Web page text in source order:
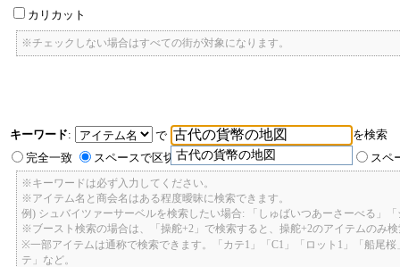
カリカット
※チェックしない場合はすべての街が対象になります。
キーワード:
で
古代の貨幣の地図
を検索
完全一致
スペースで区切ったキーワードのいずれかを含む スペ
※キーワードは必ず入力してください。
※アイテム名と商会名はある程度曖昧に検索できます。
例) シュバイツァーサーベルを検索したい場合: 「しゅばいつあーさーべる」
※ブースト検索の場合は、「操舵+2」で検索すると、操舵+2のアイテムのみ
※一部アイテムは通称で検索できます。「カテ1」「C1」「ロット1」「船尾
テ」など。